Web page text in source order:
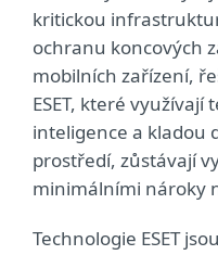
kritickou
ochranu koncových
mobilních zařízení,
ESET, které
inteligence a kladou
prostředí, zůstávají
minimálními nároky
Technologie ESET